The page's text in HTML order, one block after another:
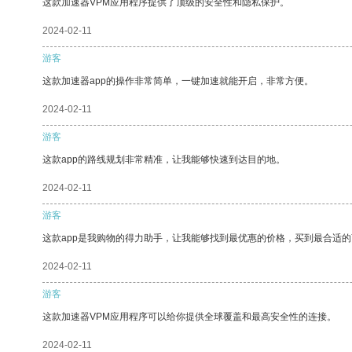
这款加速器VPM应用程序提供了顶级的安全性和隐私保护。
2024-02-11
游客
这款加速器app的操作非常简单，一键加速就能开启，非常方便。
2024-02-11
游客
这款app的路线规划非常精准，让我能够快速到达目的地。
2024-02-11
游客
这款app是我购物的得力助手，让我能够找到最优惠的价格，买到最合适
2024-02-11
游客
这款加速器VPM应用程序可以给你提供全球覆盖和最高安全性的连接。
2024-02-11